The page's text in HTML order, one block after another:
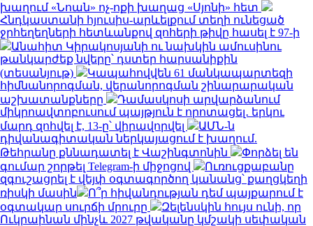
խաղում «Նոան» ոչ-ոքի խաղաց «Սյոնի» հետ
Հնդկաստանի հյուսիս-արևելքում տեղի ունեցած
ջրհեղեղների հետևանքով զոհերի թիվը հասել է 97-ի
Անահիտ Կիրակոսյանի ու նախկին ամուսինու
թանկարժեք նվերը՝ դստեր հարսանիքին
(տեսանյութ)
Կապահովվեն 61 մանկապարտեզի
հիմնանորոգման, վերանորոգման շինարարական
աշխատանքները
Դամասկոսի արվարձանում
միկրոավտոբուսում պայթյուն է որոտացել․ երկու
մարդ զոհվել է, 13-ը՝ վիրավորվել
ԱՄՆ-ն
դիվանագիտական ներկայացում է խաղում.
Թեհրանը քննադատել է Վաշինգտոնին
Փորձել են
գումար շորթել Telegram-ի միջոցով
Ուռուցքաբանը
զգուշացրել է վեյփ օգտագործող կանանց՝ քաղցկեղի
ռիսկի մասին
Ո՞ր հիվանդության դեմ պայքարում է
օգտակար սուրճի մրուրը
Զելենսկին հույս ունի, որ
Ուկրաինան մինչև 2027 թվականը կմշակի սեփական